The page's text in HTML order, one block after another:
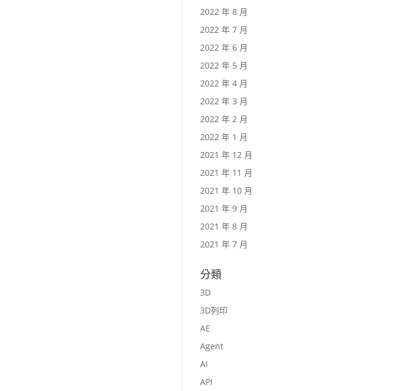
2022 年 8 月
2022 年 7 月
2022 年 6 月
2022 年 5 月
2022 年 4 月
2022 年 3 月
2022 年 2 月
2022 年 1 月
2021 年 12 月
2021 年 11 月
2021 年 10 月
2021 年 9 月
2021 年 8 月
2021 年 7 月
分類
3D
3D列印
AE
Agent
AI
API